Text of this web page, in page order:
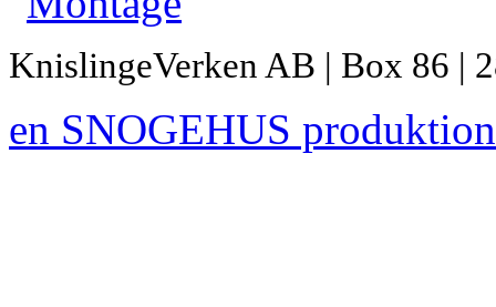
KnislingeVerken AB | Box 86 |
en SNOGEHUS produktion